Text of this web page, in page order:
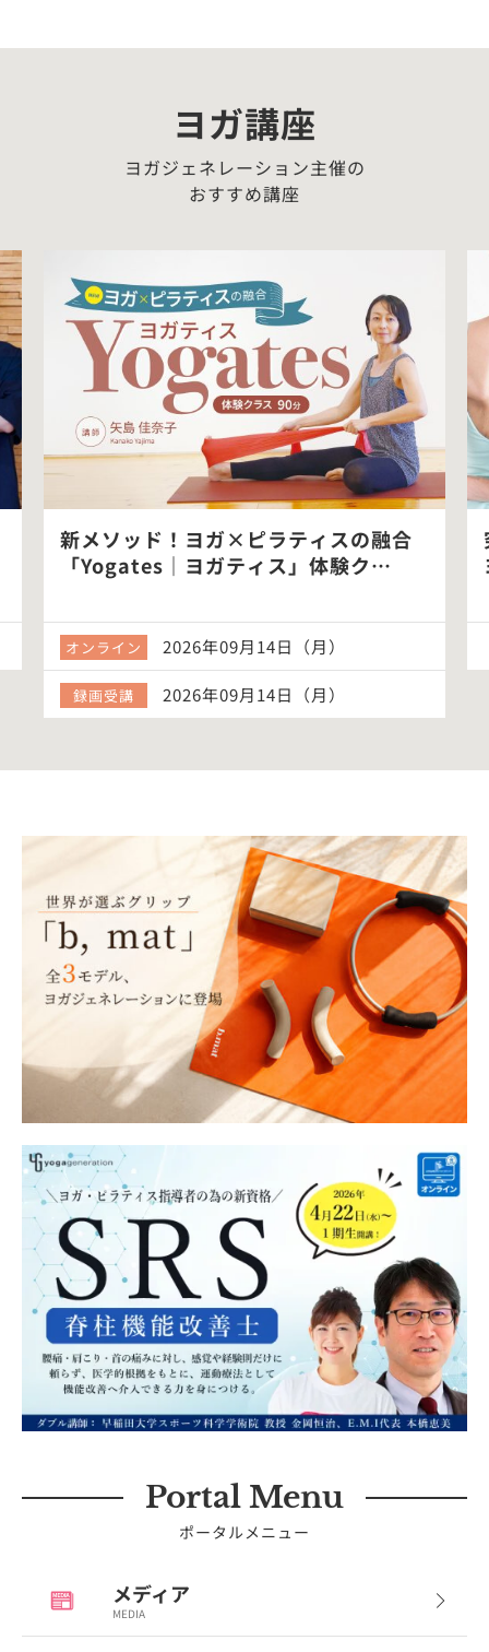
ヨガ講座
ヨガジェネレーション主催の
おすすめ講座
新メソッド！ヨガ×ピラティスの融合
「Yogates｜ヨガティス」体験ク…
オンライン 2026年09月14日（月）
録画受講 2026年09月14日（月）
Portal Menu
ポータルメニュー
メディア
MEDIA